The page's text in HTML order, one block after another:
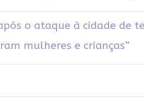
o ataque à cidade de
mulheres e crianças”